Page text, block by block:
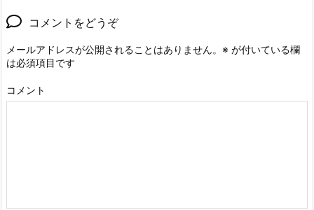
コメントをどうぞ
メールアドレスが公開されることはありません。 ※ が付いている欄
は必須項目です
コメント